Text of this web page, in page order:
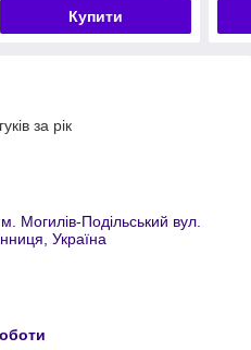
Купити
за рік
Могилів-Подільський вул.
Україна